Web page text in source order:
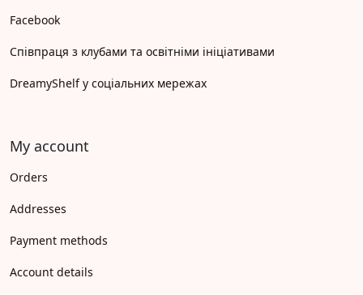
Facebook
Співпраця з клубами та освітніми ініціативами
DreamyShelf у соціальних мережах
My account
Orders
Addresses
Payment methods
Account details